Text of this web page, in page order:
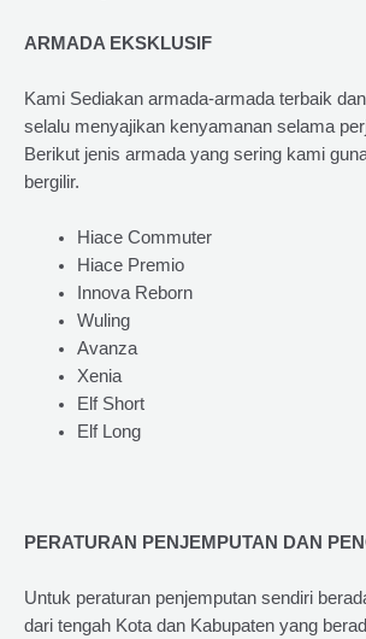
ARMADA EKSKLUSIF
Kami Sediakan armada-armada terbaik
selalu menyajikan kenyamanan selama
Berikut jenis armada yang sering kami
bergilir.
Hiace Commuter
Hiace Premio
Innova Reborn
Wuling
Avanza
Xenia
Elf Short
Elf Long
PERATURAN PENJEMPUTAN DAN
Untuk peraturan penjemputan sendiri
dari tengah Kota dan Kabupaten yang